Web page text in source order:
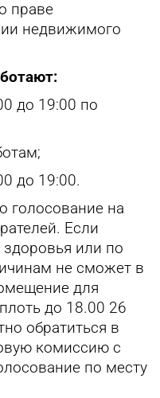
праве
недвижимого
до 19:00 по
до 19:00.
голосование на
Если
или по
не сможет в
для
до 18.00 26
обратиться в
комиссию с
по месту